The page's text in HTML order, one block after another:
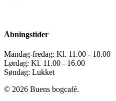
Åbningstider
Mandag-fredag: Kl. 11.00 - 18.00
Lørdag: Kl. 11.00 - 16.00
Søndag: Lukket
© 2026 Buens bogcafé.